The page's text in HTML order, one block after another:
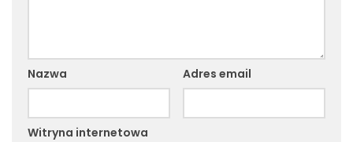
Nazwa Adres email
Witryna internetowa